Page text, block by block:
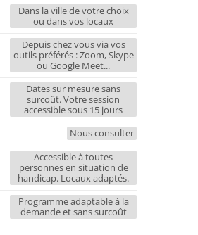
Dans la ville de votre choix
ou dans vos locaux
Depuis chez vous via vos
outils préférés : Zoom, Skype
ou Google Meet...
Dates sur mesure sans
surcoût. Votre session
accessible sous 15 jours
Nous consulter
Accessible à toutes
personnes en situation de
handicap. Locaux adaptés.
Programme adaptable à la
demande et sans surcoût